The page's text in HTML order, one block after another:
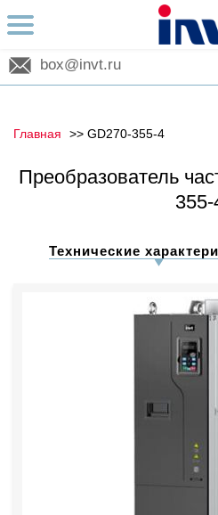
box@invt.ru
Главная GD270-355-4
Преобразователь
355-
Технические